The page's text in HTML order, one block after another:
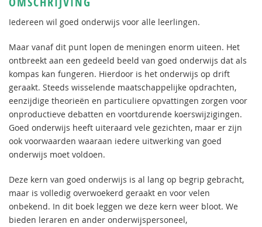
Iedereen wil goed onderwijs voor alle leerlingen.
Maar vanaf dit punt lopen de meningen enorm uiteen. Het
ontbreekt aan een gedeeld beeld van goed onderwijs dat als
kompas kan fungeren. Hierdoor is het onderwijs op drift
geraakt. Steeds wisselende maatschappelijke opdrachten,
eenzijdige theorieën en particuliere opvattingen zorgen voor
onproductieve debatten en voortdurende koerswijzigingen.
Goed onderwijs heeft uiteraard vele gezichten, maar er zijn
ook voorwaarden waaraan iedere uitwerking van goed
onderwijs moet voldoen.
Deze kern van goed onderwijs is al lang op begrip gebracht,
maar is volledig overwoekerd geraakt en voor velen
onbekend. In dit boek leggen we deze kern weer bloot. We
bieden leraren en ander onderwijspersoneel,